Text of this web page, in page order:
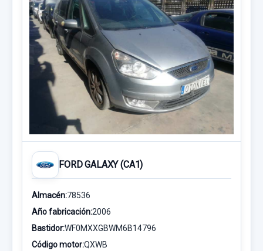
FORD GALAXY (CA1)
Almacén:78536
Año fabricación:2006
Bastidor:WF0MXXGBWM6B14796
Código motor:QXWB